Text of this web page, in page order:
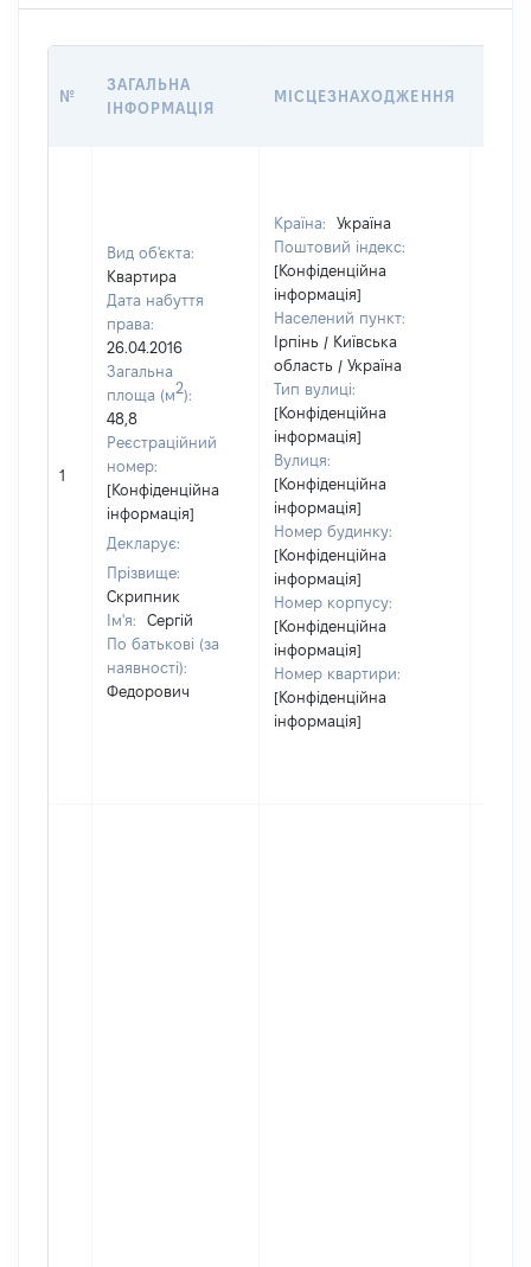
№
ЗАГАЛЬНА
ІНФОРМАЦІЯ
МІСЦЕЗНАХОДЖЕННЯ
1
Вид об'єкта:
Квартира
Дата набуття
права:
26.04.2016
Загальна
площа (м2):
48,8
Реєстраційний
номер:
[Конфіденційна
інформація]
Декларує:
Прізвище:
Скрипник
Ім'я:
Сергій
По батькові (за
наявності):
Федорович
Країна:
Україна
Поштовий індекс:
[Конфіденційна
інформація]
Населений пункт:
Ірпінь / Київська
область / Україна
Тип вулиці:
[Конфіденційна
інформація]
Вулиця:
[Конфіденційна
інформація]
Номер будинку:
[Конфіденційна
інформація]
Номер корпусу:
[Конфіденційна
інформація]
Номер квартири:
[Конфіденційна
інформація]